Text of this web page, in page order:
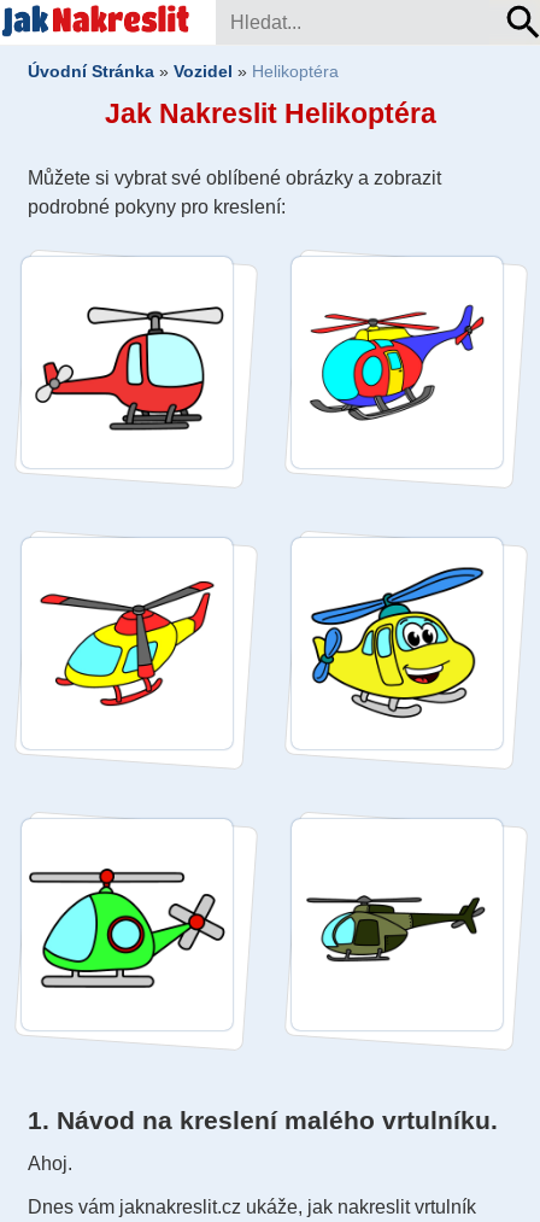
Úvodní Stránka »Vozidel » Helikoptéra
Jak Nakreslit Helikoptéra
Můžete si vybrat své oblíbené obrázky a zobrazit
podrobné pokyny pro kreslení:
1. Návod na kreslení malého vrtulníku.
Ahoj.
Dnes vám jaknakreslit.cz ukáže, jak nakreslit vrtulník